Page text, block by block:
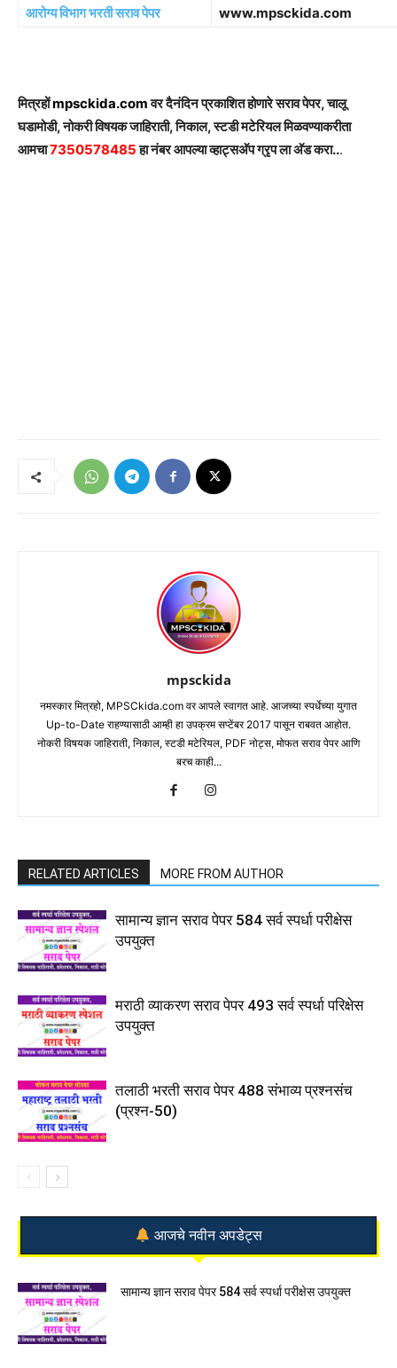
आरोग्य विभाग भरती सराव पेपर www.mpsckida.com
मित्रहोंmpsckida.comवर दैनंदिन प्रकाशित होणारे सराव पेपर, चालू
घडामोडी, नोकरी विषयक जाहिराती, निकाल, स्टडी मटेरियल मिळवण्याकरीता
आमचा7350578485हा नंबर आपल्या व्हाट्सअ‍ॅप ग्रृप ला अ‍ॅड करा...
mpsckida
नमस्कार मित्रहो, MPSCkida.com वर आपले स्वागत आहे. आजच्या स्पर्धेच्या युगात
Up-to-Date राहण्यासाठी आम्ही हा उपक्रम सप्टेंबर 2017 पासून राबवत आहोत.
नोकरी विषयक जाहिराती, निकाल, स्टडी मटेरियल, PDF नोट्स, मोफत सराव पेपर आणि
बरच काही...
RELATED ARTICLES MORE FROM AUTHOR
सामान्य ज्ञान सराव पेपर 584 सर्व स्पर्धा परीक्षेस
उपयुक्त
मराठी व्याकरण सराव पेपर 493 सर्व स्पर्धा परिक्षेस
उपयुक्त
तलाठी भरती सराव पेपर 488 संभाव्य प्रश्नसंच
(प्रश्न-50)
आजचे नवीन अपडेट्स
सामान्य ज्ञान सराव पेपर 584 सर्व स्पर्धा परीक्षेस उपयुक्त